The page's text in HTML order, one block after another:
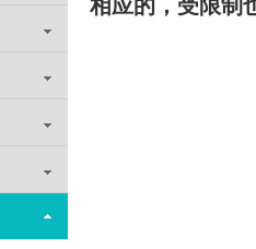
相应的，受限制